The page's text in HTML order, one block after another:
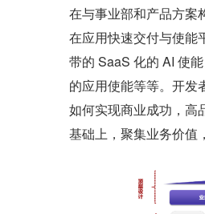
在与事业部和产品方案
在应用快速交付与使能
带的 SaaS 化的 AI 使
的应用使能等等。开发
如何实现商业成功，高
基础上，聚集业务价值